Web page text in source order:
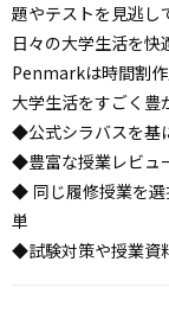
題やテストを見逃し
日々の大学生活を快
Penmarkは時間割作
大学生活をすごく豊
◆公式シラバスを基
◆豊富な授業レビュ
◆ 同じ履修授業を選
単
◆試験対策や授業資